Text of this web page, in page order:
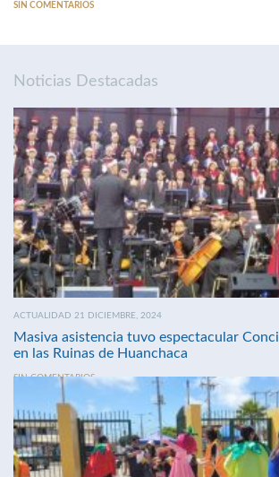
SIN COMENTARIOS
Noticias Destacadas
ACTUALIDAD 21 DICIEMBRE, 2024
Masiva asistencia tuvo espectacular
en las Ruinas de Huanchaca
SIN COMENTARIOS